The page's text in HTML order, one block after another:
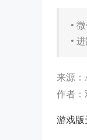
•
•
来源：
作者：
游戏版